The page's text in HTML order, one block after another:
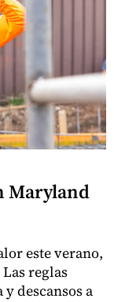
Maryland
este verano,
reglas
descansos a